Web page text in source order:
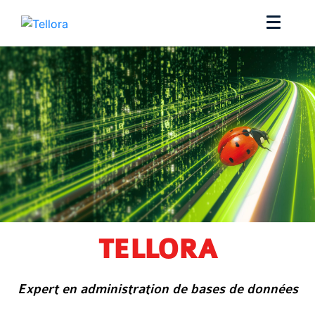
TELLORA
Expert en administration de bases de données